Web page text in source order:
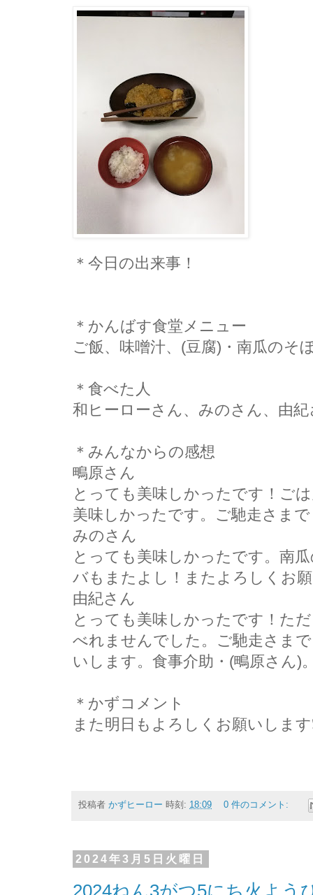
＊今日の出来事！
＊かんばす食堂メニュー
ご飯、味噌汁、(豆腐)・南瓜のそ
＊食べた人
和ヒーローさん、みのさん、由
＊みんなからの感想
鴫原さん
とっても美味しかったです！ご
美味しかったです。ご馳走さま
みのさん
とっても美味しかったです。南
バもまたよし！またよろしくお
由紀さん
とっても美味しかったです！た
べれませんでした。ご馳走さま
いします。食事介助・(鴫原さん)
＊かずコメント
また明日もよろしくお願いします
投稿者 かずヒーロー 時刻: 18:09 0 件のコメント:
2024年3月5日火曜日
2024ねん3がつ5にち火よう